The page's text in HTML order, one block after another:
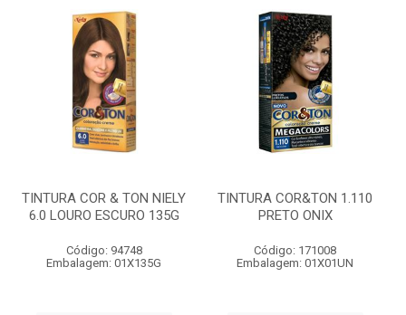
TINTURA COR & TON NIELY
6.0 LOURO ESCURO 135G
Código: 94748
Embalagem: 01X135G
TINTURA COR&TON 1.110
PRETO ONIX
Código: 171008
Embalagem: 01X01UN